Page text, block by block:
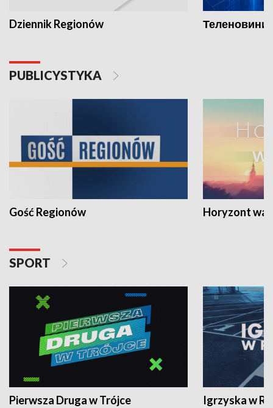
Dziennik Regionów Теленовини
PUBLICYSTYKA
Gość Regionów Horyzont
SPORT
Pierwsza Druga w Trójce Igrzyska w